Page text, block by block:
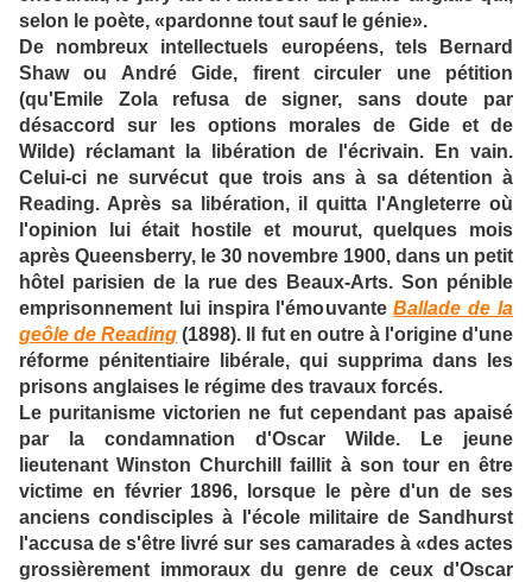
selon le poète, «pardonne tout sauf le génie».
De nombreux intellectuels européens, tels Bernard
Shaw ou André Gide, firent circuler une pétition
(qu'Emile Zola refusa de signer, sans doute par
désaccord sur les options morales de Gide et de
Wilde) réclamant la libération de l'écrivain. En vain.
Celui-ci ne survécut que trois ans à sa détention à
Reading. Après sa libération, il quitta l'Angleterre où
l'opinion lui était hostile et mourut, quelques mois
après Queensberry, le 30 novembre 1900, dans un petit
hôtel parisien de la rue des Beaux-Arts. Son pénible
emprisonnement lui inspira l'émouvante Ballade de la
geôle de Reading (1898). Il fut en outre à l'origine d'une
réforme pénitentiaire libérale, qui supprima dans les
prisons anglaises le régime des travaux forcés.
Le puritanisme victorien ne fut cependant pas apaisé
par la condamnation d'Oscar Wilde. Le jeune
lieutenant Winston Churchill faillit à son tour en être
victime en février 1896, lorsque le père d'un de ses
anciens condisciples à l'école militaire de Sandhurst
l'accusa de s'être livré sur ses camarades à «des actes
grossièrement immoraux du genre de ceux d'Oscar